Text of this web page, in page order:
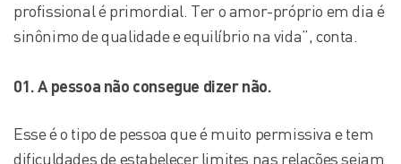
profissional é primordial. Ter o amor-próprio em dia é
sinônimo de qualidade e equilíbrio na vida”, conta.
01. A pessoa não consegue dizer não.
Esse é o tipo de pessoa que é muito permissiva e tem
dificuldades de estabelecer limites nas relações sejam